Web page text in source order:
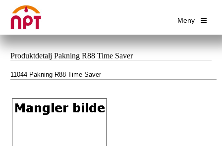
Meny
Produktdetalj Pakning R88 Time Saver
11044 Pakning R88 Time Saver